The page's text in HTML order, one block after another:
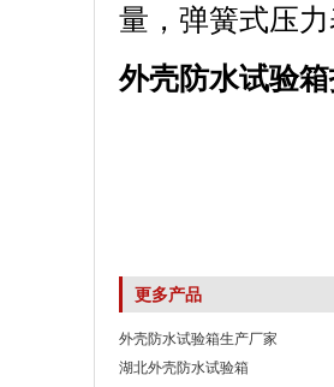
量，弹簧式压
外壳防水试验
更多产品
外壳防水试验箱生产厂家
湖北外壳防水试验箱